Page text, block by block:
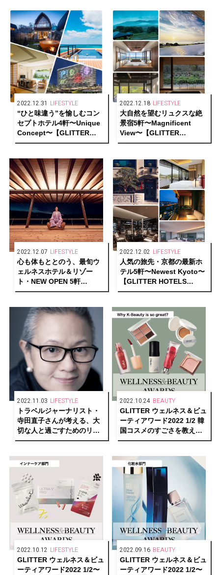
AWARDS 2022 1/2】
AWARDS 2022 1/2】
2022.12.31 LIFESTYLE
“ひと味違う”を愉しむコン
セプトホテル4軒〜Unique
Concept〜【GLITTER
HOTELS AWARDS 2022
2022.12.18 LIFESTYLE
大自然を望むリュクスな絶
景宿5軒〜Magnificent
View〜【GLITTER
HOTELS AWARDS 2022
2022.12.07 LIFESTYLE
心も体もととのう、最旬ウ
ェルネスホテル＆リゾー
ト・NEW OPEN 5軒
【GLITTER HOTELS
2022.12.02 LIFESTYLE
人気の旅先・京都の最新ホ
テル5軒〜Newest Kyoto〜
【GLITTER HOTELS
AWARDS 2022 1/2】
2022.11.03 LIFESTYLE
トラベルジャーナリスト・
寺田直子さんが考える、大
切な人と過ごすためのリュ
クスなお宿とは【GLITTER
1/2】
2022.10.24 BEAUTY
GLITTER ウェルネス＆ビュ
ーティアワード2022 1/2 韓
国コスメのすごさを教え
て！〜Why K-Beauty is so
2022.10.12 LIFESTYLE
GLITTER ウェルネス＆ビュ
ーティアワード2022 1/2〜
2022.09.16 BEAUTY
GLITTER ウェルネス＆ビュ
ーティアワード2022 1/2〜